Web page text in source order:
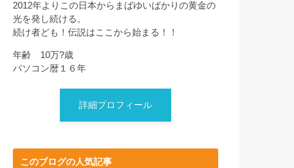
2012年よりこの日本からまばゆいばかりの黄金の
光を発し続ける。
続け者ども！伝説はここから始まる！！
年齢 10万?歳
パソコン暦１６年
詳細プロフィール
このブログの人気記事